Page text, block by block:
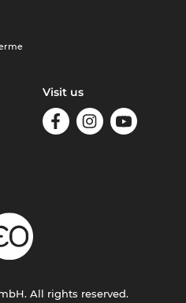
Visit us
All rights reserved.